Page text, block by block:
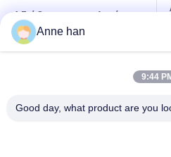
Αδιάβροχος κυκλικός
συνδετήρας
στοιχείων
Anne han
9:44
Good day, what product are you